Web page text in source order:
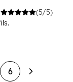
(5/5)
6